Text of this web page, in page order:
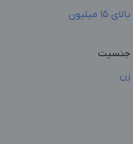
بالای 15 میلیون
جنسیت
زن